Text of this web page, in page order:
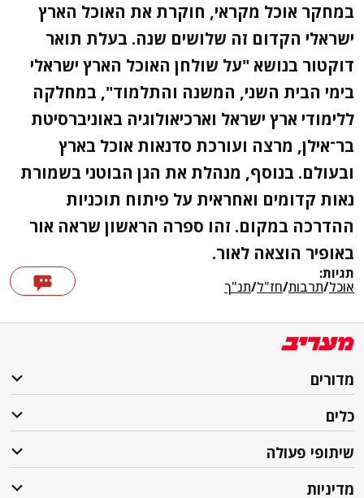
במחקר אוכל מקראי, חוקרת את האוכל הארץ
ישראלי הקדום זה שלושים שנה. בעלת תואר
דוקטור בנושא "על שולחן האוכל הארץ ישראלי
בימי הבית השני, המשנה והתלמוד", במחלקה
ללימודי ארץ ישראל וארכיאולוגיה באוניברסיטת
בר־אילן, מרצה ועורכת סדנאות אוכל בארץ
ובעולם. בנוסף, מנהלת את הגן הבוטני בשמורת
נאות קדומים ואחראית על פיתוח תוכניות
ההדרכה במקום. זהו ספרה הראשון שראה אור
באופיר הוצאה לאור.
תגיות:
אוכל/תרבות/חז"ל/תנ"ך
מדורים
כלים
שיתופי פעולה
מדיניות